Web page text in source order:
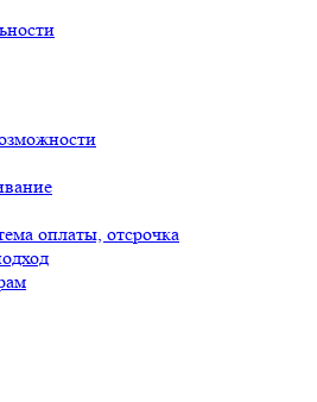
оплаты, отсрочка